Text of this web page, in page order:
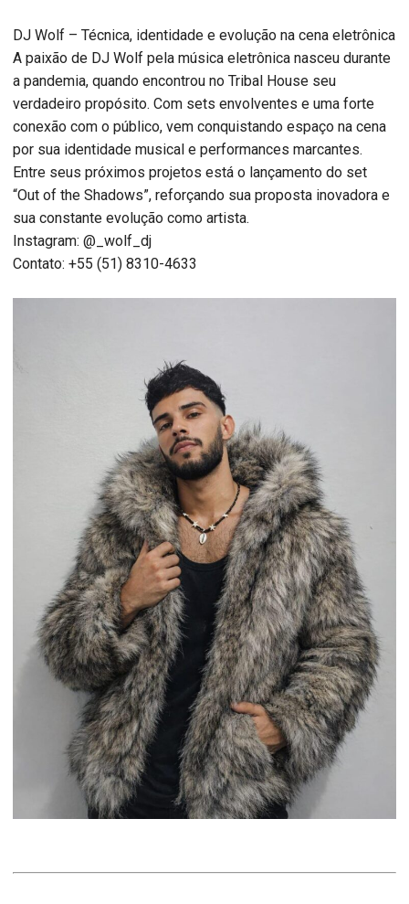
DJ Wolf – Técnica, identidade e evolução na cena eletrônica
A paixão de DJ Wolf pela música eletrônica nasceu durante
a pandemia, quando encontrou no Tribal House seu
verdadeiro propósito. Com sets envolventes e uma forte
conexão com o público, vem conquistando espaço na cena
por sua identidade musical e performances marcantes.
Entre seus próximos projetos está o lançamento do set
“Out of the Shadows”, reforçando sua proposta inovadora e
sua constante evolução como artista.
Instagram: @_wolf_dj
Contato: +55 (51) 8310-4633